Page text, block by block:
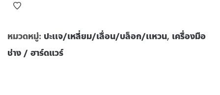
หมวดหมู่: ปะเเจ/เหลี่ยม/เลื่อน/บล็อก/เเหวน, เครื่องมือ
ช่าง / ฮาร์ดแวร์